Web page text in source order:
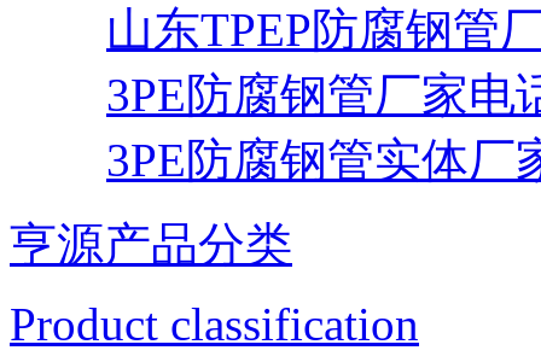
山东TPEP防腐钢管
3PE防腐钢管厂家电
3PE防腐钢管实体厂
亨源产品分类
Product classification